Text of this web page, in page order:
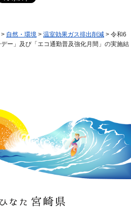
> 自然・環境 > 温室効果ガス排出削減 > 令和6
ー」及び「エコ通勤普及強化月間」の実施結
た 宮崎県